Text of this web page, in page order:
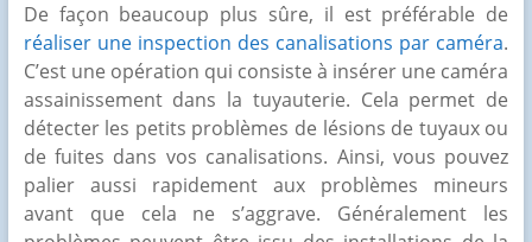
De façon beaucoup plus sûre, il est préférable de
réaliser une inspection des canalisations par caméra.
C’est une opération qui consiste à insérer une caméra
assainissement dans la tuyauterie. Cela permet de
détecter les petits problèmes de lésions de tuyaux ou
de fuites dans vos canalisations. Ainsi, vous pouvez
palier aussi rapidement aux problèmes mineurs
avant que cela ne s’aggrave. Généralement les